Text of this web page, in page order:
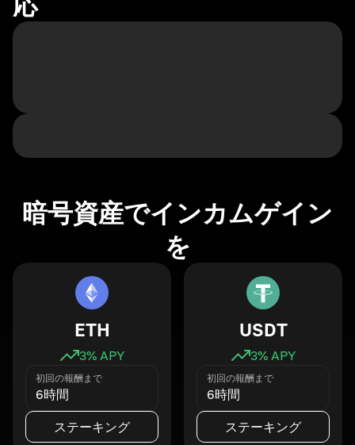
暗号資産でインカムゲイン
を
ETH
3% APY
初回の報酬まで
6時間
ステーキング
USDT
3% APY
初回の報酬まで
6時間
ステーキング